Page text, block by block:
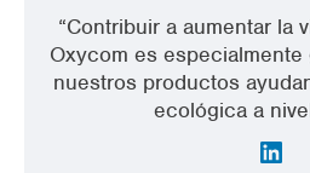
“Contribuir a aumentar la
Oxycom es
nuestros productos
ecológica a